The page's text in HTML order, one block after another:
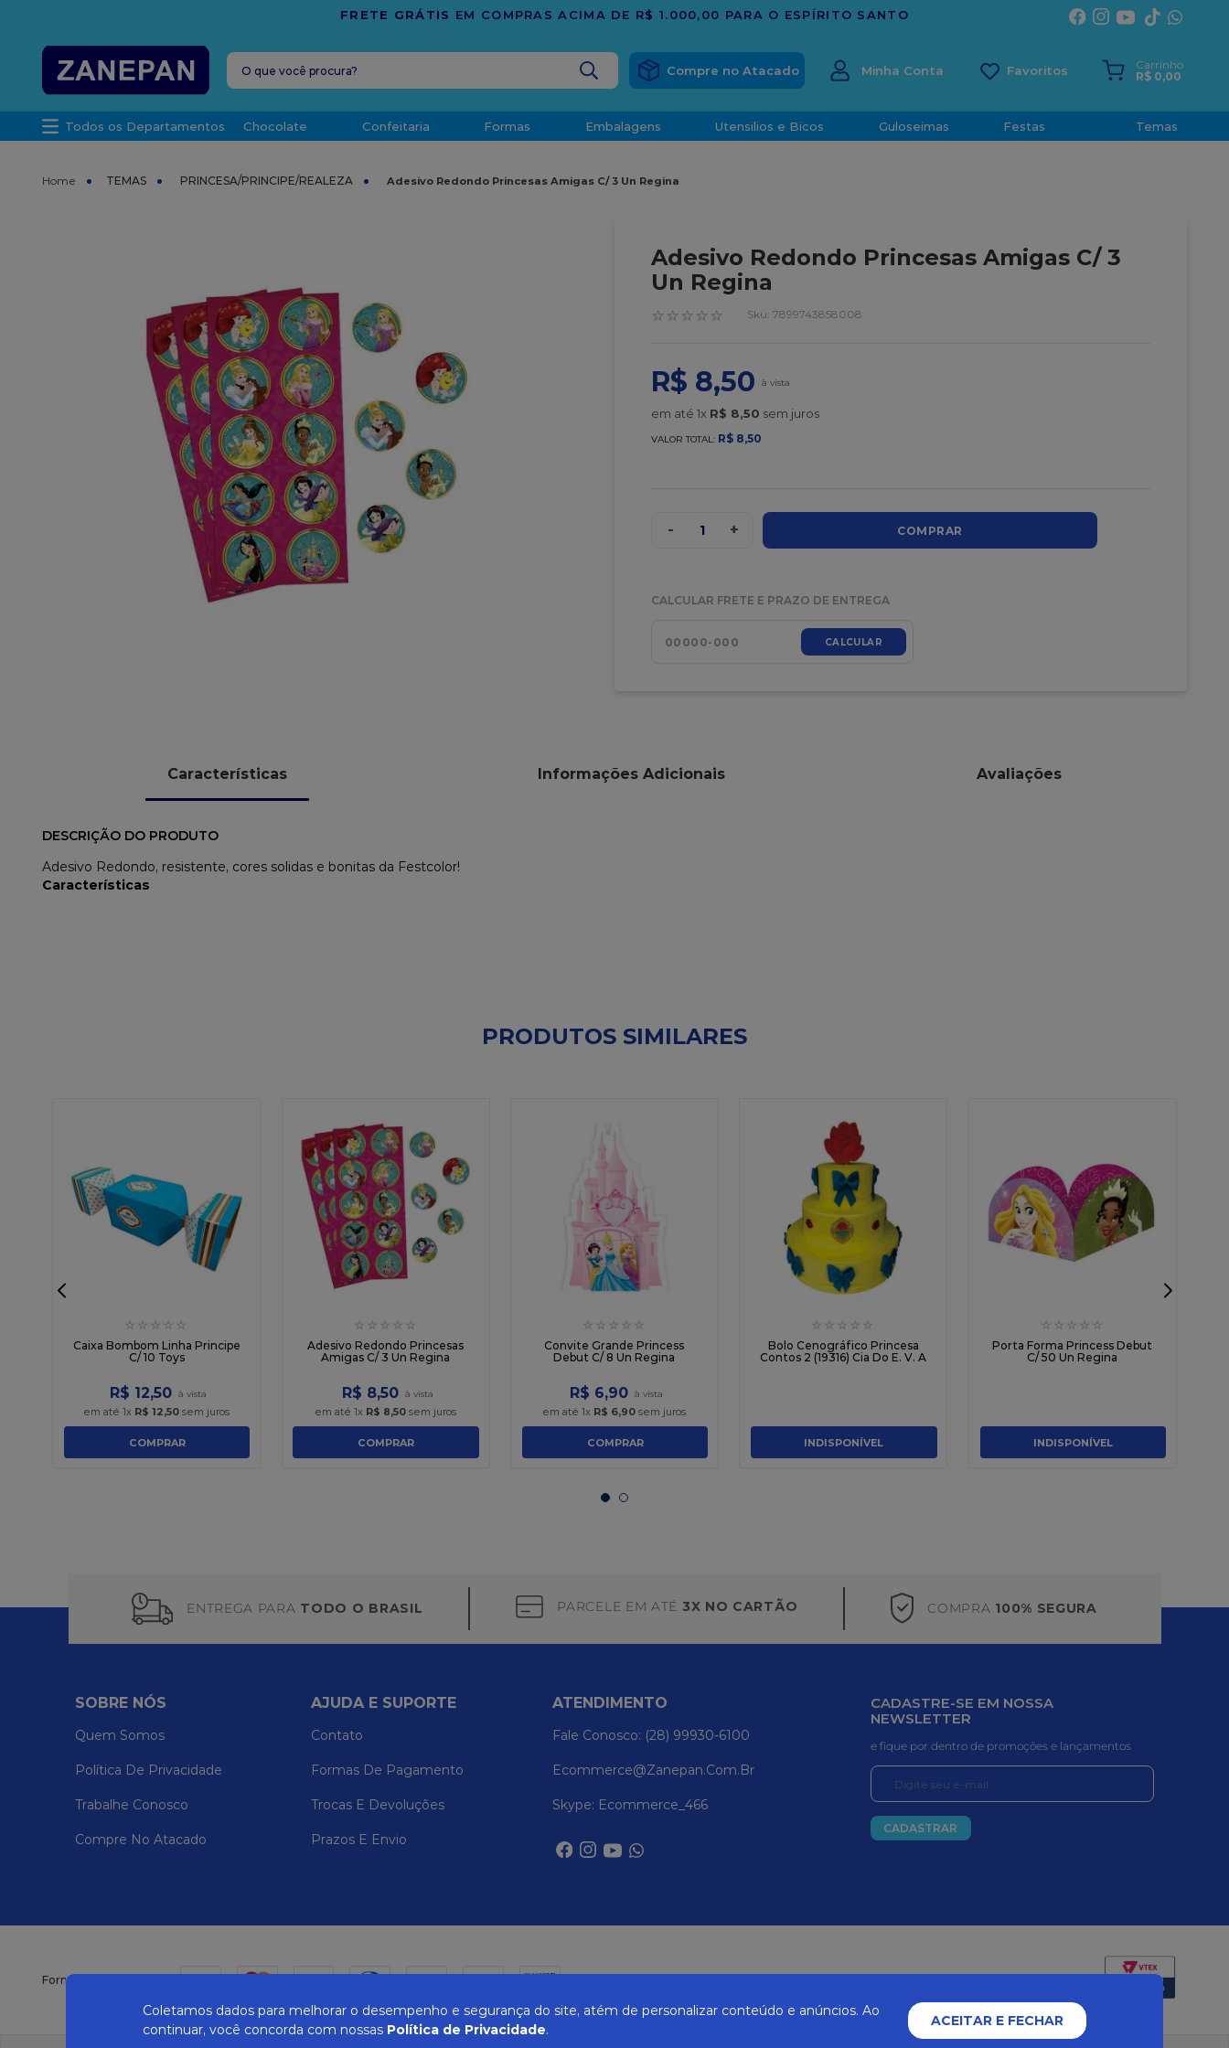
TRADIÇÃO E CONFIANÇA DESDE 2001
O que você procura?
Minha Conta
Carrinho
R$ 0,00
Todos os Departamentos Chocolate Confeitaria Formas Embalagens Utensilios e Bicos Guloseimas Festas Temas
TEMAS PRINCESA/PRINCIPE/REALEZA Adesivo Redondo Princesas Amigas C/ 3 Un Regina
Adesivo Redondo Princesas Amigas C/ 3
Un Regina
☆ ☆ ☆ ☆ ☆ : 7899743858008
R$ 8,50
em até 1x R$ 8,50 sem juros
VALOR TOTAL: R$ 8,50
- 1 + COMPRAR
CALCULAR FRETE E PRAZO DE ENTREGA
CALCULAR
Características Informações Adicionais Avaliações
DESCRIÇÃO DO PRODUTO
Adesivo Redondo, resistente, cores solidas e bonitas da Festcolor!
Características
PRODUTOS SIMILARES
☆ ☆ ☆ ☆ ☆
Caixa Bombom Linha Principe
C/ 10 Toys
R$ 12,50
em até1x R$ 12,50 sem juros
COMPRAR
☆ ☆ ☆ ☆ ☆
Adesivo Redondo Princesas
Amigas C/ 3 Un Regina
R$ 8,50
em até1x R$ 8,50 sem juros
COMPRAR
☆ ☆ ☆ ☆ ☆
Convite Grande Princess
Debut C/ 8 Un Regina
R$ 6,90
em até1x R$ 6,90 sem juros
COMPRAR
☆ ☆ ☆ ☆ ☆
Bolo Cenográfico Princesa
Contos 2 (19316) Cia Do E. V. A
INDISPONÍVEL
☆ ☆ ☆ ☆ ☆
Porta Forma Princess Debut
C/ 50 Un Regina
INDISPONÍVEL
ENTREGA PARA TODO O BRASIL PARCELE EM ATÉ 3X NO CARTÃO COMPRA 100% SEGURA
SOBRE NÓS
Quem Somos
Política De Privacidade
Trabalhe Conosco
Compre No Atacado
AJUDA E SUPORTE
Contato
Formas De Pagamento
Trocas E Devoluções
Prazos E Envio
ATENDIMENTO
Fale Conosco: (28) 99930-6100
Ecommerce@zanepan.com.br
Skype: Ecommerce_466
CADASTRE-SE EM NOSSA
NEWSLETTER
e fique por dentro de promoções e lançamentos
CADASTRAR
Formas de pagamento
Coletamos dados para melhorar o desempenho e segurança do site, atém de personalizar conteúdo e anúncios. Ao
continuar, você concorda com nossas Política de Privacidade.
ACEITAR E FECHAR
leite condensado
6º
7º
granulado
8
bala
9º
10
chocolate